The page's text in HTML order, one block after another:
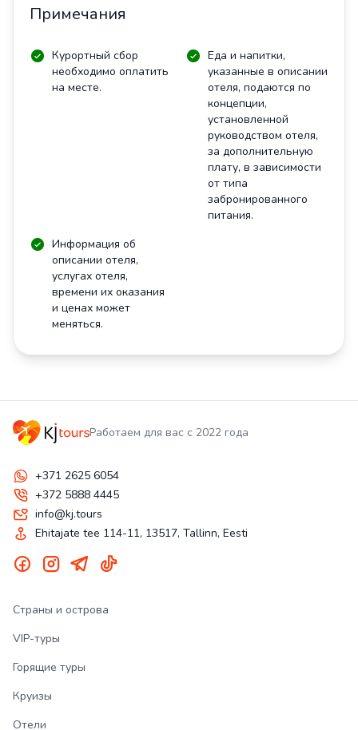
Примечания
Курортный сбор
необходимо оплатить
на месте.
Еда и напитки,
указанные в описании
отеля, подаются по
концепции,
установленной
руководством отеля,
за дополнительную
плату, в зависимости
от типа
забронированного
питания.
Информация об
описании отеля,
услугах отеля,
времени их оказания
и ценах может
меняться.
Работаем для вас с 2022 года
+371 2625 6054
+372 5888 4445
info@kj.tours
Ehitajate tee 114-11, 13517, Tallinn, Eesti
Страны и острова
VIP-туры
Горящие туры
Круизы
Отели